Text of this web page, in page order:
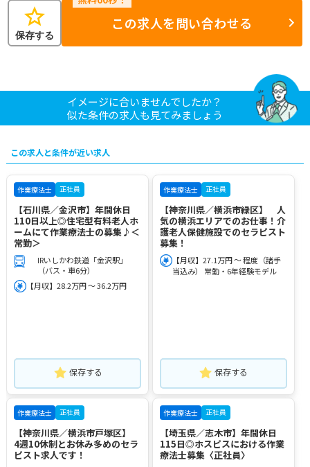
star
保存する
この求人を問い合わせる
イメージに合いませんでしたか？
似た条件の求人も見てみましょう
この求人と条件が近い求人
作業療法士 正社員
【石川県／金沢市】年間休日
110日以上◎住宅型有料老人ホ
ームにて作業療法士の募集♪＜
常勤＞
IRいしかわ鉄道「金沢駅」
（バス・車6分）
【月収】28.2万円 ～ 36.2万円
保存する
作業療法士 正社員
【神奈川県／横浜市緑区】 人
気の横浜エリアでのお仕事！介
護老人保健施設でのセラピスト
募集！
【月収】27.1万円 ～ 程度（諸手
当込み） 常勤・6年経験モデル
保存する
作業療法士 正社員
【神奈川県／横浜市戸塚区】
4週10休制とお休み多めのセラ
ピスト求人です！
作業療法士 正社員
【埼玉県／志木市】年間休日
115日◎ホスピスにおける作業
療法士募集〈正社員〉